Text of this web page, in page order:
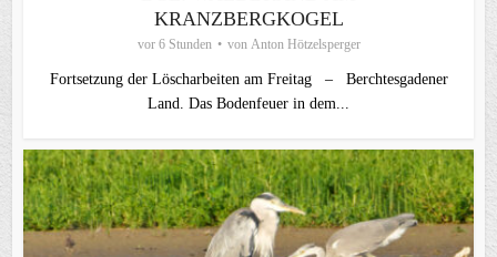
KRANZBERGKOGEL
vor 6 Stunden von Anton Hötzelsperger
Fortsetzung der Löscharbeiten am Freitag – Berchtesgadener
Land. Das Bodenfeuer in dem...